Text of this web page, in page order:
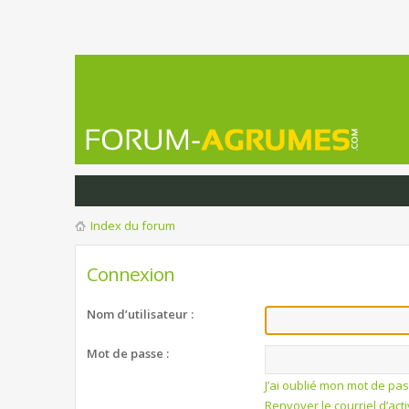
Index du forum
Connexion
Nom d’utilisateur :
Mot de passe :
J’ai oublié mon mot de
Renvoyer le courriel